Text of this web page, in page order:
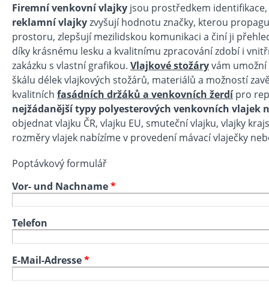
Firemní venkovní vlajky jsou prostředkem
reklamní vlajkyzvyšují hodnotu značky, kterou
prostoru, zlepšují mezilidskou komunikaci a činí ji
díky krásnému lesku a kvalitnímu zpracování zdobí i
zakázku s vlastní grafikou. Vlajkové stožáryvám
škálu délek vlajkových stožárů, materiálů a možností
kvalitních fasádních držáků a venkovních žerdí pro
nejžádanější typy polyesterových venkovních vlajek
objednat vlajku ČR, vlajku EU, smuteční vlajku, vlajky
rozměry vlajek nabízíme v provedení mávací vlaječky
Poptávkový formulář
Vor- und Nachname*
Telefon
E-Mail-Adresse*